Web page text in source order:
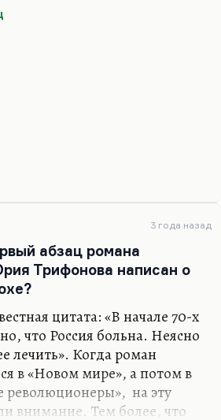
перезревший социализм.
сложным человеком, который
цитат в «Алмазном моём
у Ерофеева, который привык
к преувеличению,
скучного реализма.…
3 года назад
абзац романа
Трифонова написан о
цитата: «В начале 70-х
что Россия больна. Неясно
лечить». Когда роман
в «Новом мире», а потом в
революционеры», на эту
внимание. Тем более, что